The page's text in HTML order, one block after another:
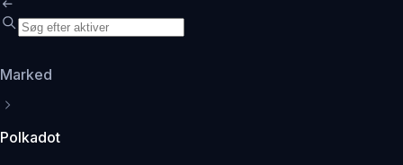
Marked
Polkadot